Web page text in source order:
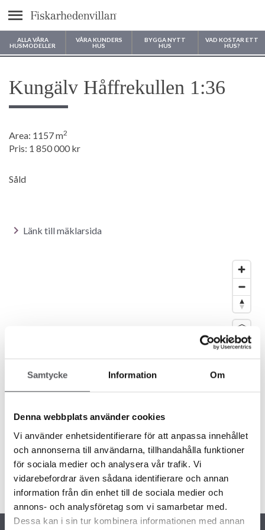
Samtycke Information Om
Denna webbplats använder cookies
Vi använder enhetsidentifierare för att anpassa innehållet
och annonserna till användarna, tillhandahålla funktioner
för sociala medier och analysera vår trafik. Vi
vidarebefordrar även sådana identifierare och annan
information från din enhet till de sociala medier och
annons- och analysföretag som vi samarbetar med.
Dessa kan i sin tur kombinera informationen med annan
Meny
ALLA VÅRA
HUSMODELLER
VÅRA KUNDERS
HUS
BYGGA NYTT
HUS
VAD KOSTAR ETT
HUS?
Var vill du bygga ditt hus?
Kungälv Håffrekullen 1:36
Area: 1157 m2
Pris: 1 850 000 kr
Såld
Länk till mäklarsida
Hitta hit